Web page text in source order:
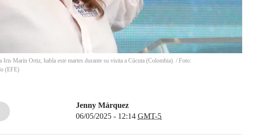
Iris Marín Ortiz, habla este martes durante su visita a Cúcuta (Colombia). / Foto:
(EFE)
Jenny Márquez
06/05/2025 - 12:14 GMT-5